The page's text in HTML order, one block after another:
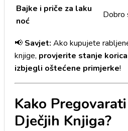
Bajke i priče za laku
noć
Dobro
📢 Savjet: Ako kupujete
knjige, provjerite stanje
izbjegli oštećene primjerke!
Kako
Dječjih Knjiga?